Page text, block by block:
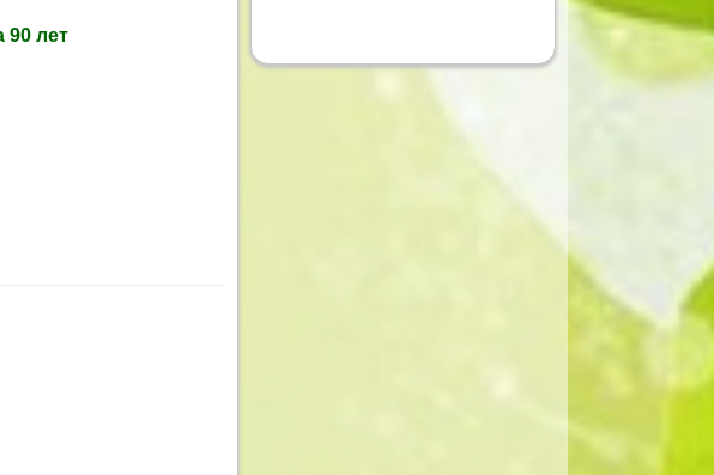
90 лет